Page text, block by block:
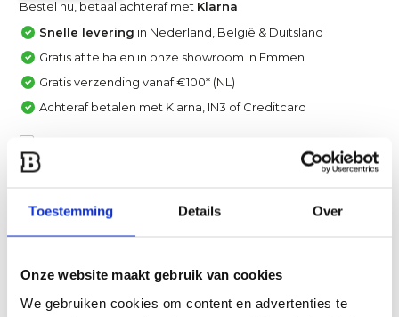
Toestemming Details Over
Onze website maakt gebruik van cookies
We gebruiken cookies om content en advertenties te
Bestel nu, betaal achteraf met Klarna
Snelle levering in Nederland, België & Duitsland
Gratis af te halen in onze showroom in Emmen
Gratis verzending vanaf €100* (NL)
Achteraf betalen met Klarna, IN3 of Creditcard
Een van onze specialisten helpt je graag verder!
Productomschrijving